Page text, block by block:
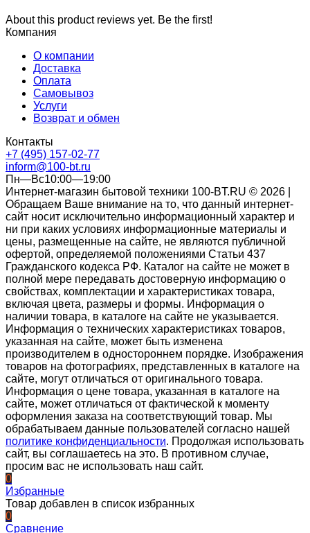
About this product reviews yet. Be the first!
Компания
О компании
Доставка
Оплата
Самовывоз
Услуги
Возврат и обмен
Контакты
+7 (495) 157-02-77
inform@100-bt.ru
Пн—Вс10:00—19:00
Интернет-магазин бытовой техники 100-BT.RU © 2026 |
Обращаем Ваше внимание на то, что данный интернет-
сайт носит исключительно информационный характер и
ни при каких условиях информационные материалы и
цены, размещенные на сайте, не являются публичной
офертой, определяемой положениями Статьи 437
Гражданского кодекса РФ. Каталог на сайте не может в
полной мере передавать достоверную информацию о
свойствах, комплектации и характеристиках товара,
включая цвета, размеры и формы. Информация о
наличии товара, в каталоге на сайте не указывается.
Информация о технических характеристиках товаров,
указанная на сайте, может быть изменена
производителем в одностороннем порядке. Изображения
товаров на фотографиях, представленных в каталоге на
сайте, могут отличаться от оригинального товара.
Информация о цене товара, указанная в каталоге на
сайте, может отличаться от фактической к моменту
оформления заказа на соответствующий товар. Мы
обрабатываем данные пользователей согласно нашей
политике конфиденциальности. Продолжая использовать
сайт, вы соглашаетесь на это. В противном случае,
просим вас не использовать наш сайт.
0
Избранные
Товар добавлен в список избранных
0
Сравнение